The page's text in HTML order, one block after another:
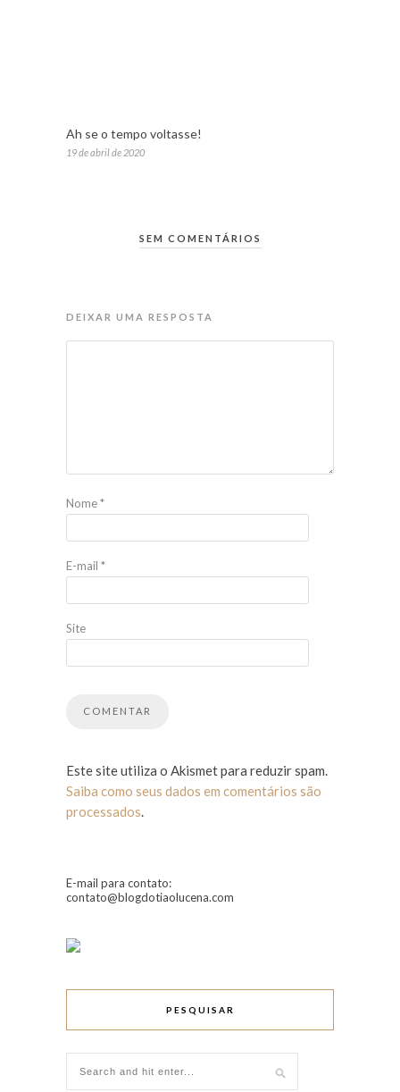
Ah se o tempo voltasse!
19 de abril de 2020
SEM COMENTÁRIOS
DEIXAR UMA RESPOSTA
Nome*
E-mail *
Site
Este site utiliza o Akismet para reduzir spam.
Saiba como seus dados em comentários são
processados.
E-mail para contato:
contato@blogdotiaolucena.com
PESQUISAR